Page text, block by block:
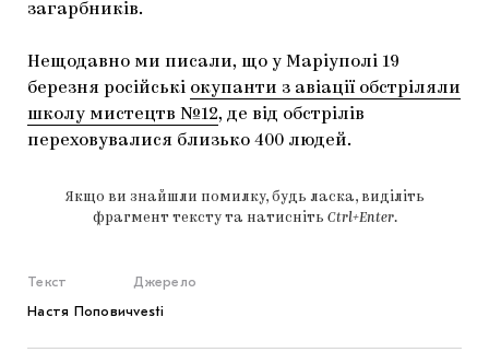
загарбників.
Нещодавно ми писали, що у Маріуполі 19
березня російські окупанти з авіації обстріляли
школу мистецтв №12, де від обстрілів
переховувалися близько 400 людей.
Якщо ви знайшли помилку, будь ласка, виділіть
фрагмент тексту та натисніть Ctrl+Enter.
Текст
Настя Попович
Джерело
vesti